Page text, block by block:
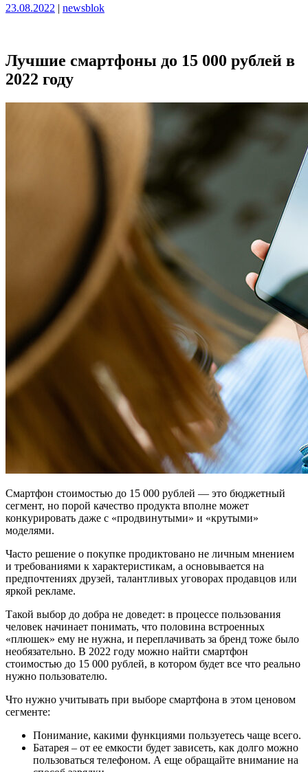
Опубликовано
23.08.2022 | Опубликовано
newsblok
Лучшие смартфоны до 15 000 рублей в
2022 году
Смартфон стоимостью до 15 000 рублей — это бюджетный
сегмент, но порой качество продукта вполне может
конкурировать даже с «продвинутыми» и «крутыми»
моделями.
Часто решение о покупке продиктовано не личным мнением
и требованиями к характеристикам, а основывается на
предпочтениях друзей, талантливых уговорах продавцов или
яркой рекламе.
Такой выбор до добра не доведет: в процессе пользования
человек начинает понимать, что половина встроенных
«плюшек» ему не нужна, и переплачивать за бренд тоже было
необязательно. В 2022 году можно найти смартфон
стоимостью до 15 000 рублей, в котором будет все что реально
нужно пользователю.
Что нужно учитывать при выборе смартфона в этом ценовом
сегменте:
Понимание, какими функциями пользуетесь чаще всего.
Батарея – от ее емкости будет зависеть, как долго можно
пользоваться телефоном. А еще обращайте внимание на